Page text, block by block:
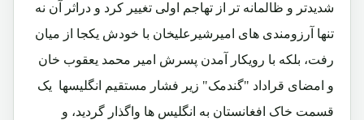
شدیدتر و ظالمانه تر از تهاجم اولی تغییر کرد و دراثر آن نه
تنها آرزومندی های امیرشیرعلیخان با خودش یکجا از میان
رفت، بلکه با رویکار آمدن پسرش امیر محمد یعقوب خان
و امضای قراداد "گندمک" زیر فشار مستقیم انگلیسها یک
قسمت خاک افغانستان به انگلیس ها واگذار گردید، و